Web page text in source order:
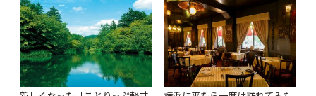
ぷ